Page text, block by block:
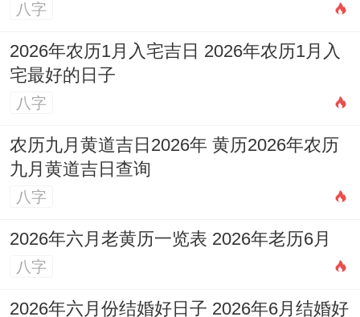
房内北
喜神:正南 福神:正东 财神:西南 阳贵神:西北
阴贵神:正西
伐木，拆卸;修造- 栽种- 纳畜- 安葬~修坟；
立碑
今日所忌：嫁娶 进人口;入宅~移徙~出火,出
行
今日卦象:雷天大壮（大壮卦）大壮卦 壮勿
八字
2026年农历1月入宅吉日 2026年农历1月入
宅最好的日子
八字
农历九月黄道吉日2026年 黄历2026年农历
九月黄道吉日查询
八字
2026年六月老黄历一览表 2026年老历6月
八字
2026年六月份结婚好日子 2026年6月结婚好